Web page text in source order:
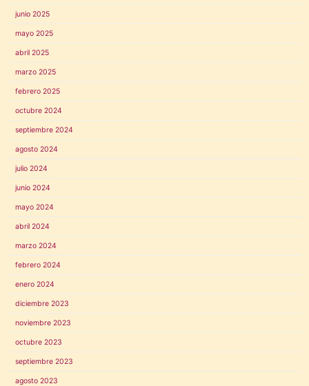
junio 2025
mayo 2025
abril 2025
marzo 2025
febrero 2025
octubre 2024
septiembre 2024
agosto 2024
julio 2024
junio 2024
mayo 2024
abril 2024
marzo 2024
febrero 2024
enero 2024
diciembre 2023
noviembre 2023
octubre 2023
septiembre 2023
agosto 2023